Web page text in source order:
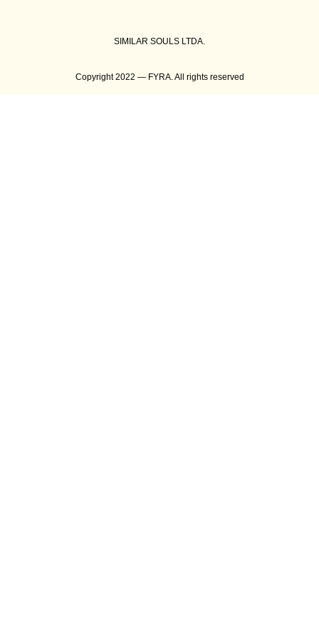
SIMILAR SOULS LTDA.
Copyright 2022 — FYRA. All rights reserved